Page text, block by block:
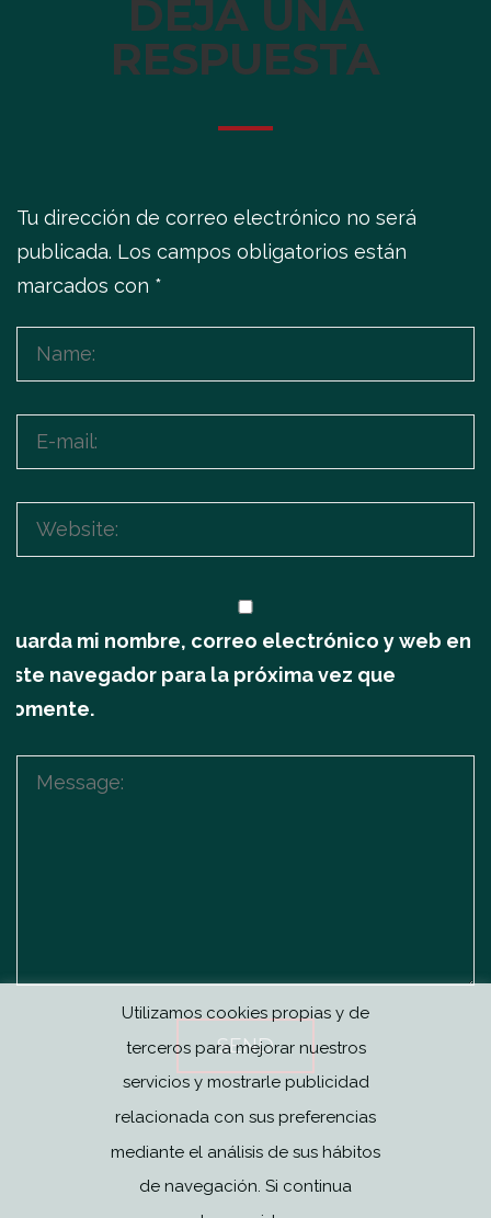
DEJA UNA
RESPUESTA
Tu dirección de correo electrónico no será
publicada. Los campos obligatorios están
marcados con *
Guarda mi nombre, correo electrónico y web en
este navegador para la próxima vez que
comente.
Utilizamos cookies propias y de
terceros para mejorar nuestros
servicios y mostrarle publicidad
relacionada con sus preferencias
mediante el análisis de sus hábitos
de navegación. Si continua